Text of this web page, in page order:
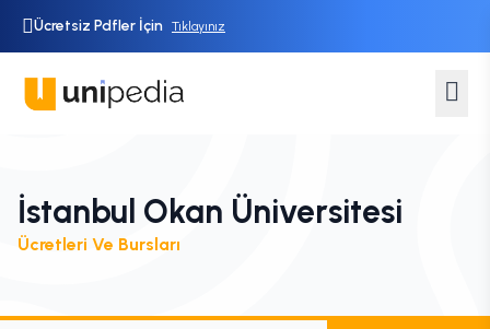
Ücretsiz Pdfler İçin Tıklayınız
İstanbul Okan Üniversitesi
Ücretleri Ve Bursları